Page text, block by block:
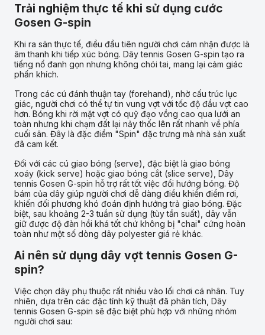
Trải nghiệm thực tế khi sử dụng cước
Gosen G-spin
Khi ra sân thực tế, điều đầu tiên người chơi cảm nhận được là
âm thanh khi tiếp xúc bóng. Dây tennis Gosen G-spin tạo ra
tiếng nổ đanh gọn nhưng không chói tai, mang lại cảm giác
phấn khích.
Trong các cú đánh thuận tay (forehand), nhờ cấu trúc lục
giác, người chơi có thể tự tin vung vợt với tốc độ đầu vợt cao
hơn. Bóng khi rời mặt vợt có quỹ đạo vồng cao qua lưới an
toàn nhưng khi chạm đất lại nảy thốc lên rất nhanh về phía
cuối sân. Đây là đặc điểm "Spin" đặc trưng mà nhà sản xuất
đã cam kết.
Đối với các cú giao bóng (serve), đặc biệt là giao bóng
xoáy (kick serve) hoặc giao bóng cắt (slice serve), Dây
tennis Gosen G-spin hỗ trợ rất tốt việc đổi hướng bóng. Độ
bám của dây giúp người chơi dễ dàng điều khiển điểm rơi,
khiến đối phương khó đoán định hướng trả giao bóng. Đặc
biệt, sau khoảng 2-3 tuần sử dụng (tùy tần suất), dây vẫn
giữ được độ đàn hồi khá tốt chứ không bị "chai" cứng hoàn
toàn như một số dòng dây polyester giá rẻ khác.
Ai nên sử dụng dây vợt tennis Gosen G-
spin?
Việc chọn dây phụ thuộc rất nhiều vào lối chơi cá nhân. Tuy
nhiên, dựa trên các đặc tính kỹ thuật đã phân tích, Dây
tennis Gosen G-spin sẽ đặc biệt phù hợp với những nhóm
người chơi sau: